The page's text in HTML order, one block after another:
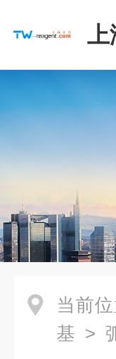
上
当前位
基 >